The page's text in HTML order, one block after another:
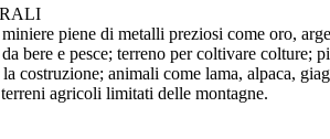
piene di metalli preziosi come oro,
bere e pesce; terreno per coltivare colture;
costruzione; animali come lama, alpaca,
agricoli limitati delle montagne.